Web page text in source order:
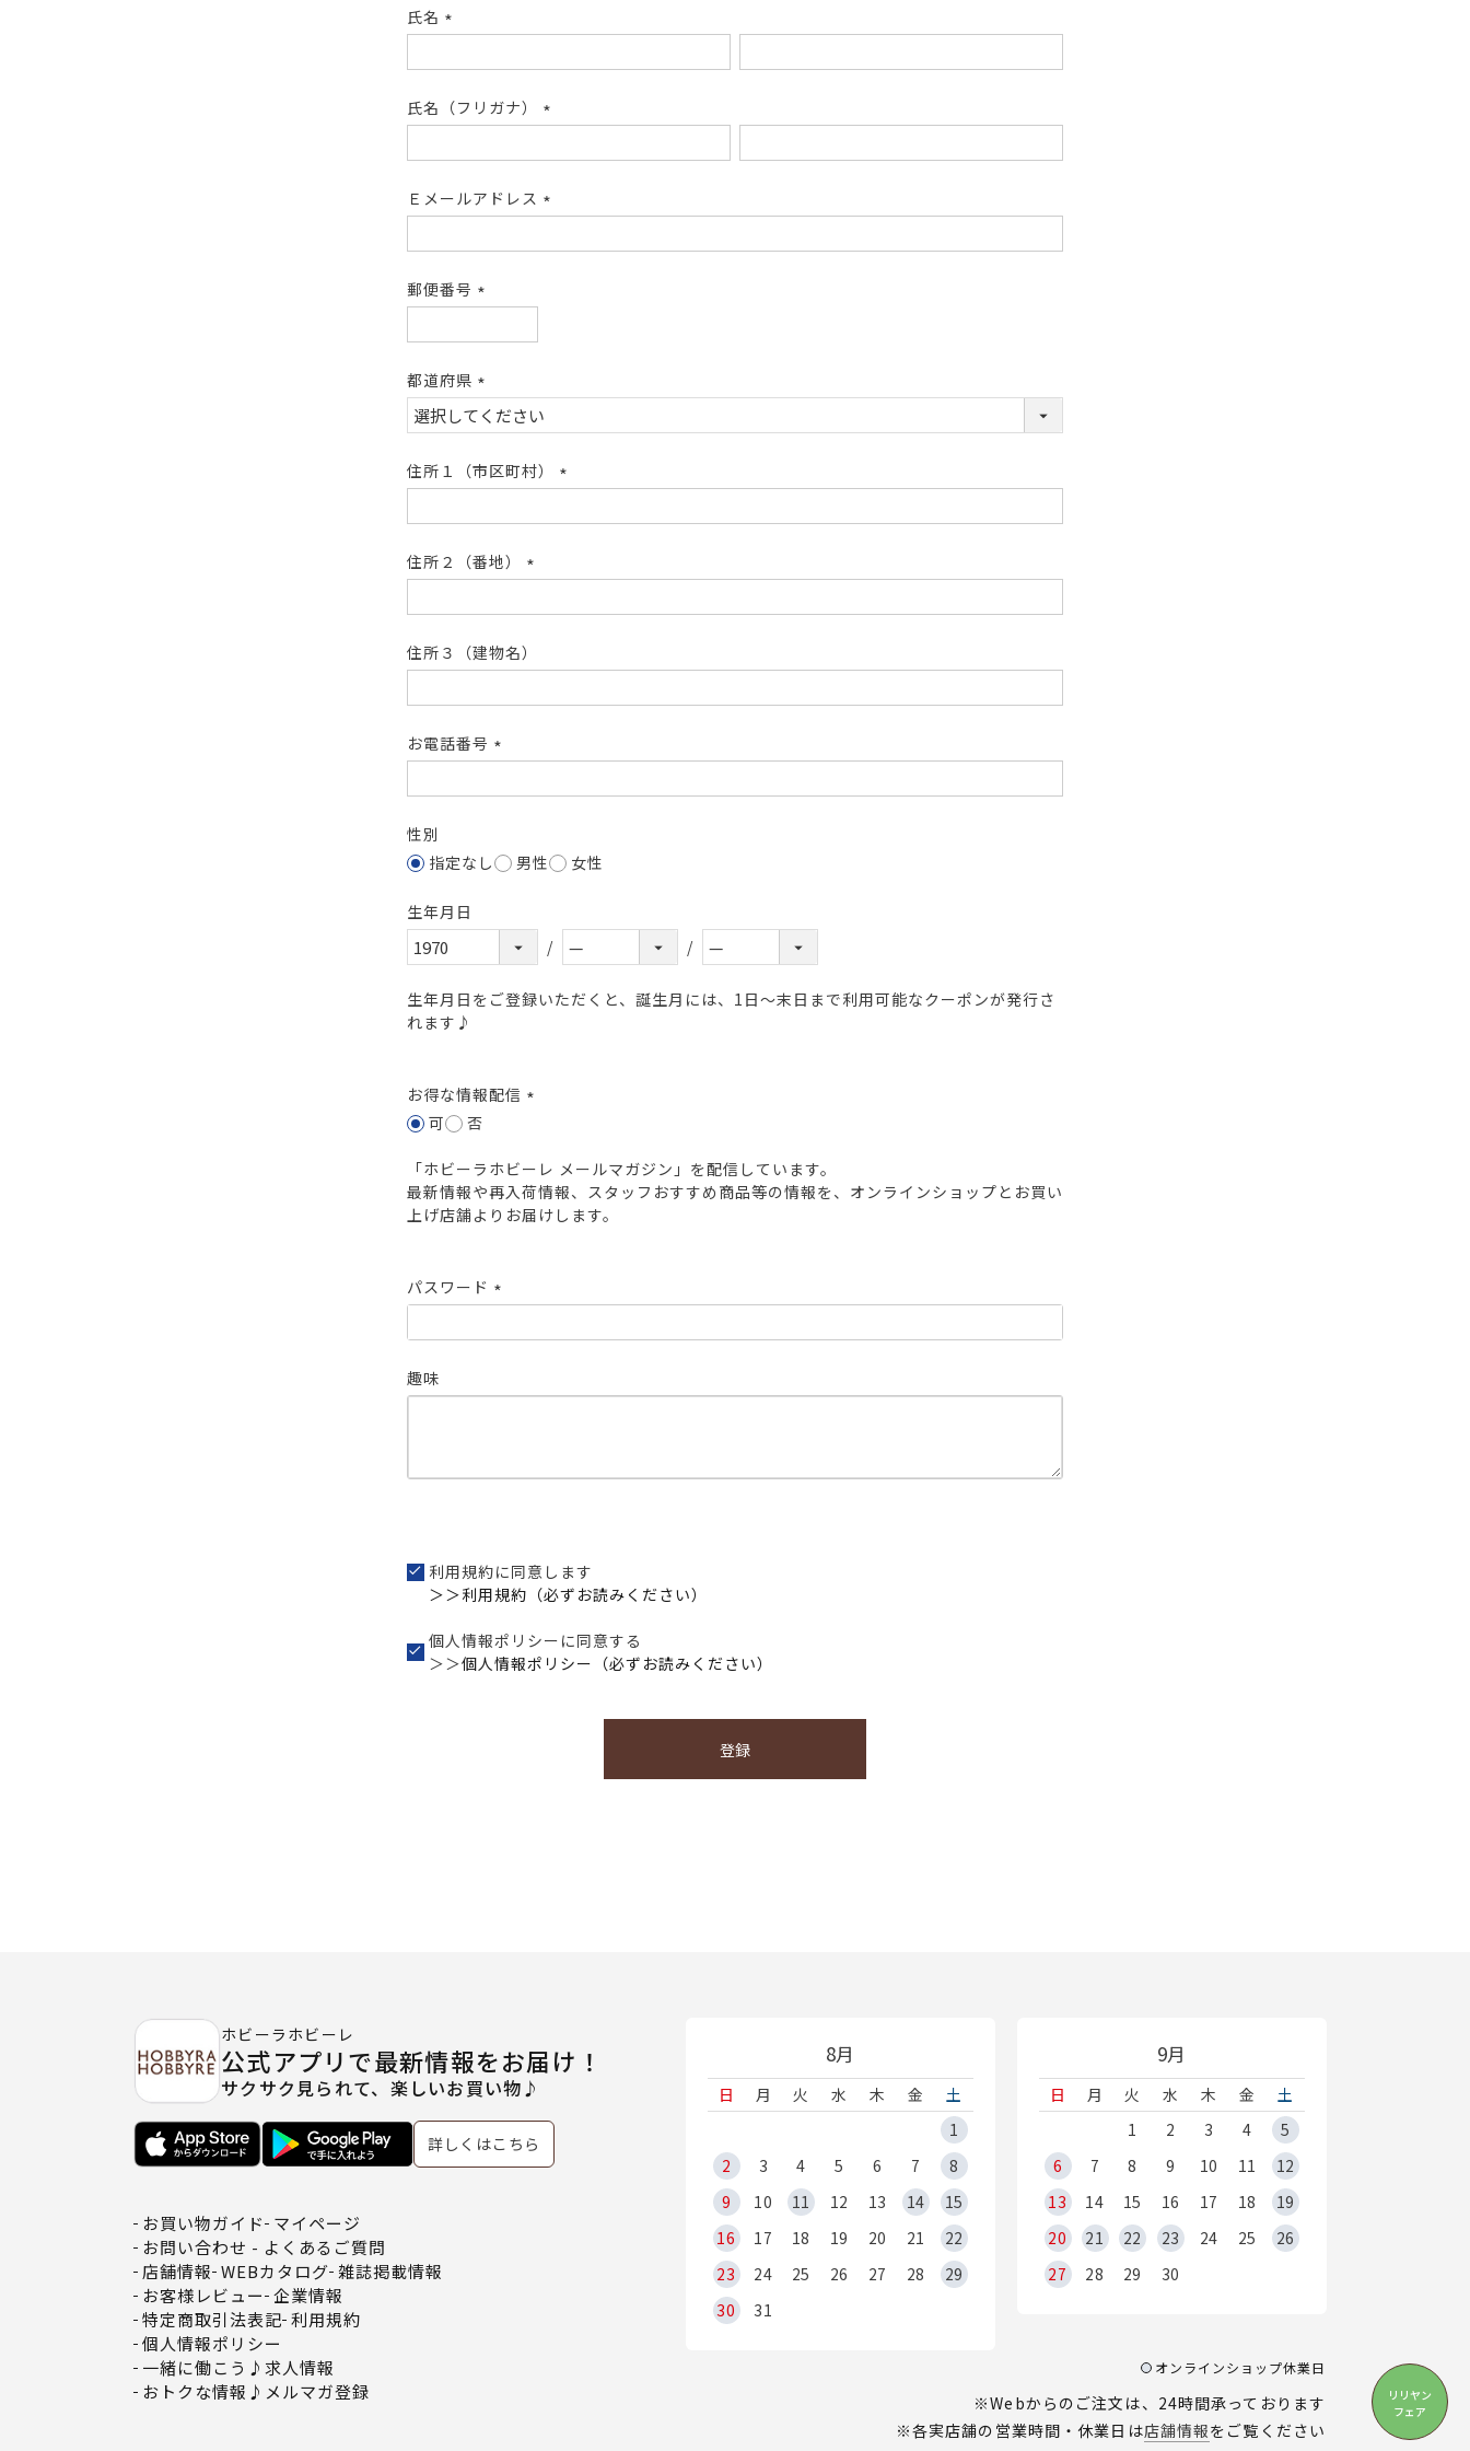
リリヤン
フェア
氏名
須)
氏名（フリガナ）
須)
Ｅメールアドレス
須)
郵便番号
須)
都道府県
(必
須)
住所１（市区町村）
須)
住所２（番地）
須)
住所３（建物名）
お電話番号
須)
性別
指定なし
男性 女性
生年月日
生年月日をご登録いただくと、誕生月には、1日～末日まで利用可能なクーポンが発行さ
れます♪
お得な情報配信
可 否
「ホビーラホビーレ メールマガジン」を配信しています。
最新情報や再入荷情報、スタッフおすすめ商品等の情報を、オンラインショップとお買い
上げ店舗よりお届けします。
パスワード
須)
趣味
利用規約に同意します
＞＞利用規約（必ずお読みください）
個人情報ポリシーに同意する
＞＞個人情報ポリシー（必ずお読みください）
登録
8月
日 月 火 水 木 金
土
1
2
3 4 5 6 7
8
9
10 11 12 13 14
15
16
17 18 19 20 21
22
23
24 25 26 27 28
29
30
31
9月
日 月 火 水 木 金
土
1
2 3 4
5
6
7 8 9 10 11
12
13
14 15 16 17 18
19
20
21 22 23 24 25
26
27
28 29 30
オンラインショップ休業日
※Webからのご注文は、24時間承っております
※各実店舗の営業時間・休業日は店舗情報をご覧ください
ホビーラホビーレ
公式アプリで最新情報をお届け！
サクサク見られて、楽しいお買い物♪
詳しくはこちら
お買い物ガイド マイページ
お問い合わせ - よくあるご質問
店舗情報 WEBカタログ 雑誌掲載情報
お客様レビュー 企業情報
特定商取引法表記 利用規約
個人情報ポリシー
一緒に働こう♪求人情報
おトクな情報♪メルマガ登録